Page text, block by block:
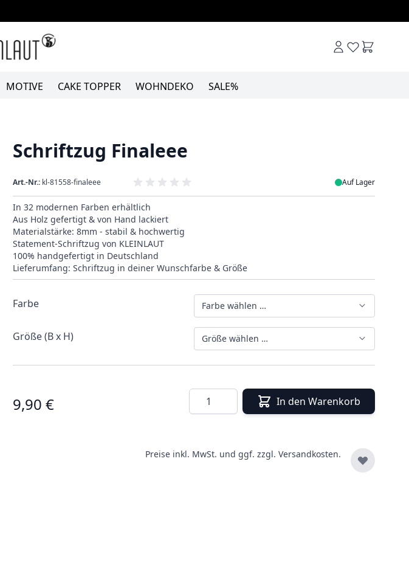
MOTIVE CAKE TOPPER WOHNDEKO SALE%
Schriftzug Finaleee
Art.-Nr.: kl-81558-finaleee Auf Lager
In 32 modernen Farben erhältlich
Aus Holz gefertigt & von Hand lackiert
Materialstärke: 8mm - stabil & hochwertig
Statement-Schriftzug von KLEINLAUT
100% handgefertigt in Deutschland
Lieferumfang: Schriftzug in deiner Wunschfarbe & Größe
Farbe Farbe wählen …
Größe (B x H) Größe wählen …
9,90 € Menge In den Warenkorb
Preise inkl. MwSt. und ggf. zzgl. Versandkosten.